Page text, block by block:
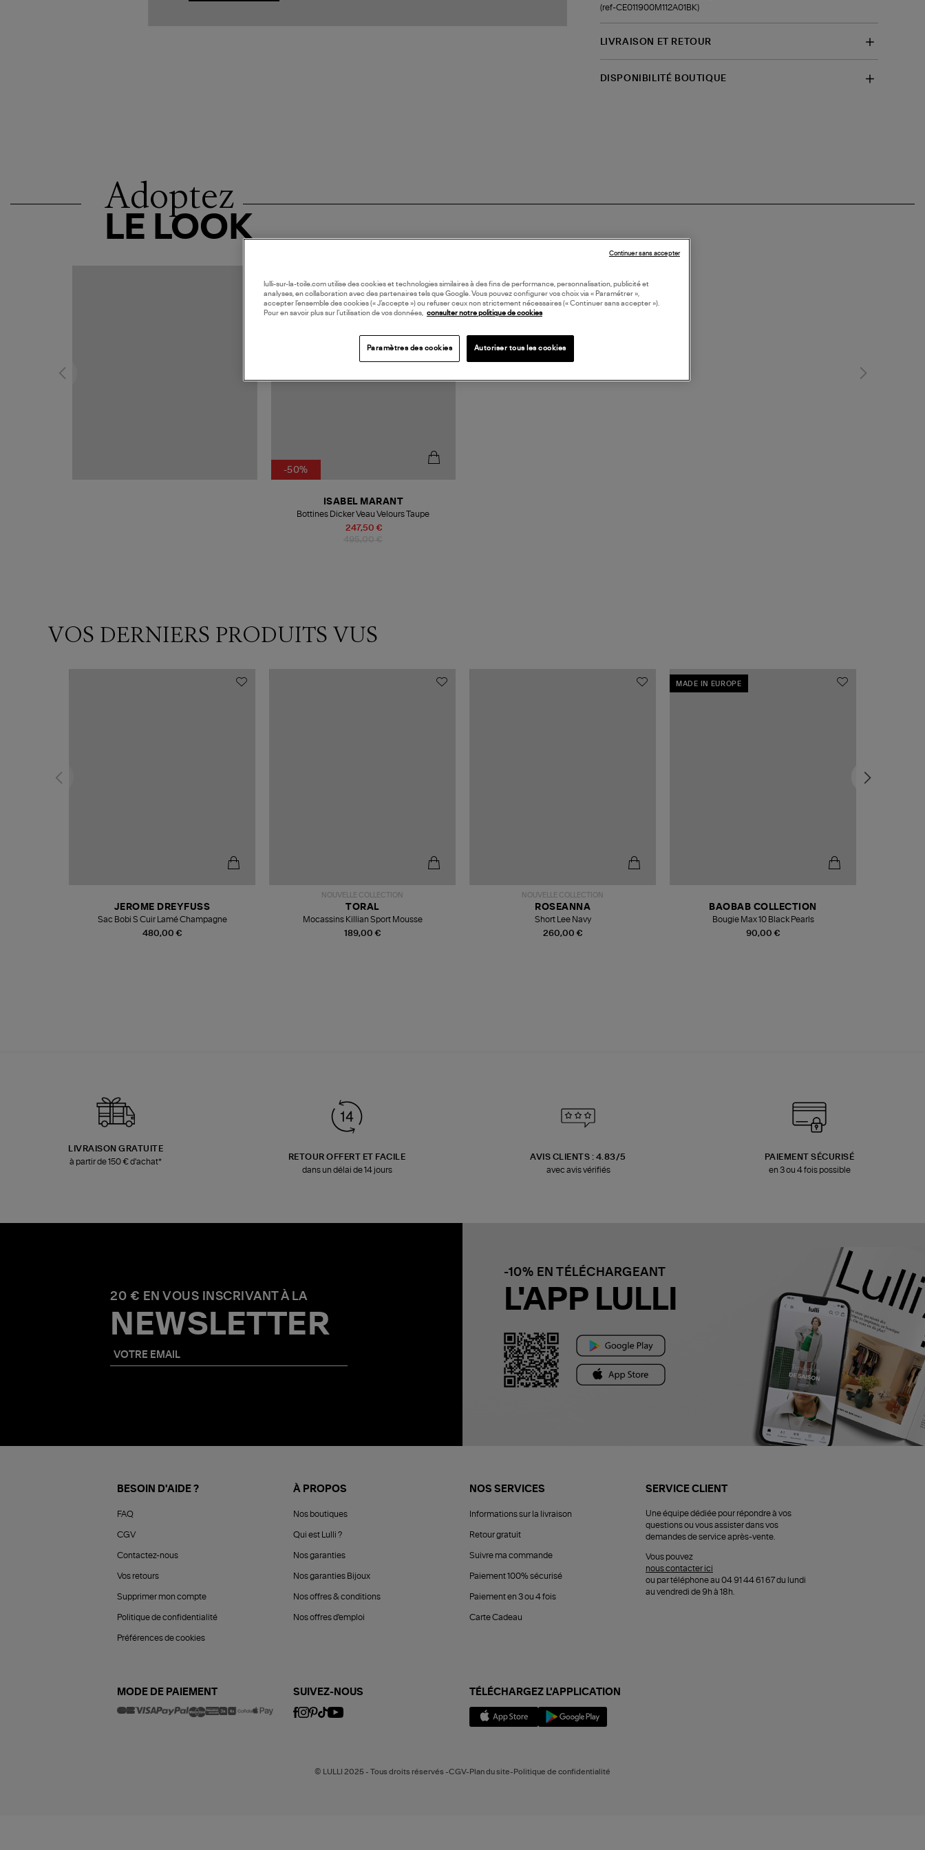
(ref-CE011900M112A01BK)
LIVRAISON ET RETOUR
DISPONIBILITÉ BOUTIQUE
Adoptez
LE LOOK
MADE IN EUROPE
-50%
247,50 €
ISABEL MARANT
Bottines Dicker Veau Velours Taupe
VOS DERNIERS PRODUITS VUS
480,00 €
JEROME DREYFUSS
Sac Bobi S Cuir Lamé Champagne
NOUVELLE COLLECTION
189,00 €
TORAL
Mocassins Killian Sport Mousse
NOUVELLE COLLECTION
260,00 €
ROSEANNA
Short Lee Navy
MADE IN EUROPE
90,00 €
BAOBAB COLLECTION
Bougie Max 10 Black Pearls
LIVRAISON GRATUITE
à partir de 150 € d'achat*
RETOUR OFFERT ET FACILE
dans un délai de 14 jours
AVIS CLIENTS : 4.83/5
avec avis vérifiés
PAIEMENT SÉCURISÉ
en 3 ou 4 fois possible
20 € EN VOUS INSCRIVANT À LA
NEWSLETTER
-10% EN TÉLÉCHARGEANT
L'APP LULLI
BESOIN D'AIDE ?
FAQ
CGV
Contactez-nous
Vos retours
Supprimer mon compte
Politique de confidentialité
Préférences de cookies
À PROPOS
Nos boutiques
Qui est Lulli ?
Nos garanties
Nos garanties Bijoux
Nos offres & conditions
Nos offres d'emploi
NOS SERVICES
Informations sur la livraison
Retour gratuit
Suivre ma commande
Paiement 100% sécurisé
Paiement en 3 ou 4 fois
Carte Cadeau
SERVICE CLIENT
Une équipe dédiée pour répondre à vos
questions ou vous assister dans vos
demandes de service après-vente.
Vous pouvez
nous contacter ici
ou par téléphone au 04 91 44 61 67 du lundi
au vendredi de 9h à 18h.
MODE DE PAIEMENT SUIVEZ-NOUS TÉLÉCHARGEZ L'APPLICATION
© LULLI 2025 - Tous droits réservés -CGV-Plan du site-Politique de confidentialité
lulli-sur-la-toile.com utilise des cookies et technologies similaires à des fins de performance, personnalisation, publicité et
analyses, en collaboration avec des partenaires tels que Google. Vous pouvez configurer vos choix via « Paramétrer »,
accepter l’ensemble des cookies (« J’accepte ») ou refuser ceux non strictement nécessaires (« Continuer sans accepter »).
Pour en savoir plus sur l’utilisation de vos données,
consulter notre politique de cookies
Paramètres des cookies Autoriser tous les cookies
Continuer sans accepter